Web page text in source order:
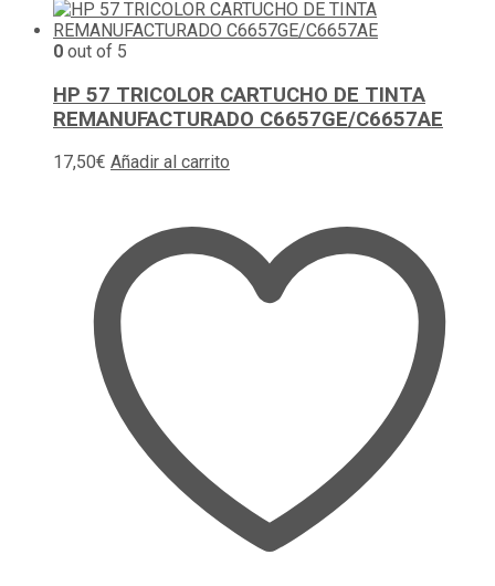
0 out of 5
HP 57 TRICOLOR CARTUCHO DE TINTA
REMANUFACTURADO C6657GE/C6657AE
17,50€ Añadir al carrito